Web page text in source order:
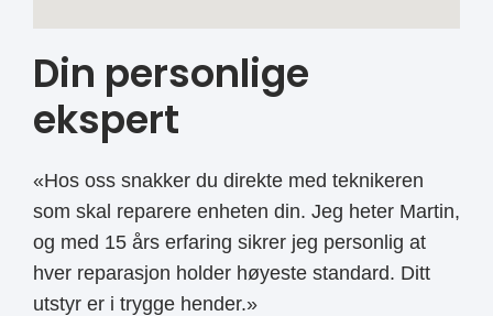
Din personlige
ekspert
«Hos oss snakker du direkte med teknikeren
som skal reparere enheten din. Jeg heter Martin,
og med 15 års erfaring sikrer jeg personlig at
hver reparasjon holder høyeste standard. Ditt
utstyr er i trygge hender.»